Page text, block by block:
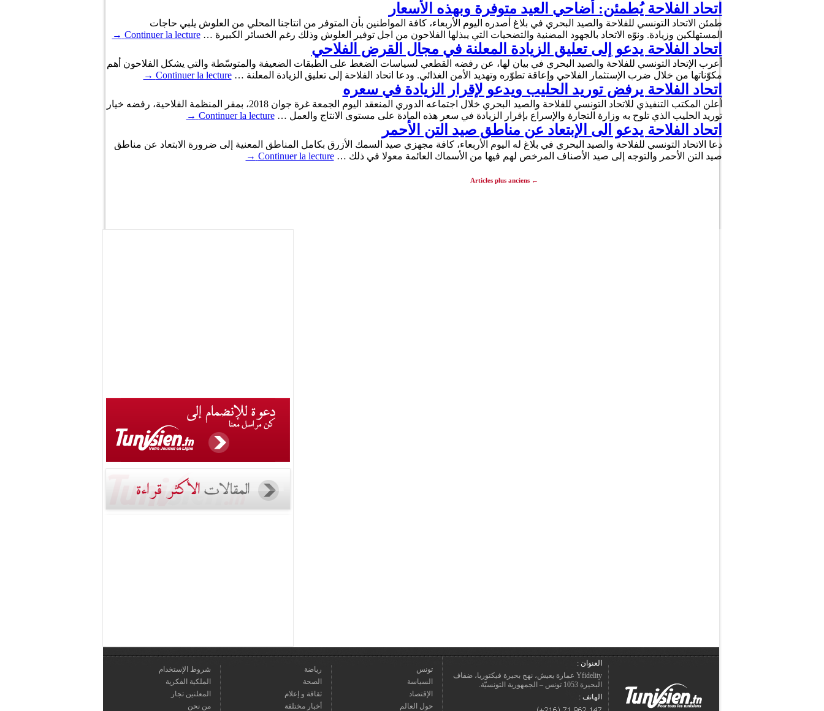
اتحاد الفلاحة يُطمئن: أضاحي العيد متوفرة وبهذه الأسعار
طمئن الاتحاد التونسي للفلاحة والصيد البحري في بلاغ أصدره اليوم الأربعاء، كافة المواطنين بأن المتوفر من انتاجنا المحلي من العلوش يلبي حاجات
المستهلكين وزيادة. ونوّه الاتحاد بالجهود المضنية والتضحيات التي يبذلها الفلاحون من اجل توفير العلوش وذلك رغم الخسائر الكبيرة …Continuer la lecture
→
اتحاد الفلاحة يدعو إلى تعليق الزيادة المعلنة في مجال القرض الفلاحي
أعرب الإتحاد التونسي للفلاحة والصيد البحري في بيان لها، عن رفضه القطعي لسياسات الضغط على الطبقات الضعيفة والمتوسّطة والتي يشكل الفلاحون أهم
مكوّناتها من خلال ضرب الإستثمار الفلاحي وإعاقة تطوّره وتهديد الأمن الغذائي. ودعا اتحاد الفلاحة إلى تعليق الزيادة المعلنة …Continuer la lecture
→
اتحاد الفلاحة يرفض توريد الحليب ويدعو لإقرار الزيادة في سعره
أعلن المكتب التنفيذي للاتحاد التونسي للفلاحة والصيد البحري خلال اجتماعه الدوري المنعقد اليوم الجمعة غرة جوان 2018، بمقر المنظمة الفلاحية، رفضه خيار
توريد الحليب الذي تلوح به وزارة التجارة والإسراع بإقرار الزيادة في سعر هذه المادة على مستوى الانتاج والعمل …Continuer la lecture
→
اتحاد الفلاحة يدعو الى الإبتعاد عن مناطق صيد التن الأحمر
دعا الاتحاد التونسي للفلاحة والصيد البحري في بلاغ له اليوم الأربعاء، كافة مجهزي صيد السمك الأزرق بكامل المناطق المعنية إلى ضرورة الابتعاد عن مناطق
صيد التن الأحمر والتوجه إلى صيد الأصناف المرخص لهم فيها من الأسماك العائمة معولا في ذلك …Continuer la lecture
→
←
Articles plus anciens
العنوان :
Yfidelity عمارة يعيش، نهج بحيرة فيكتوريا، ضفاف
البحيرة 1053 تونس – الجمهورية التونسيّة.
الهاتف :
تونس
السياسة
الإقتصاد
حول العالم
رياضة
الصحة
ثقافة و إعلام
أخبار مختلفة
شروط الإستخدام
الملكية الفكرية
المعلنين تجار
من نحن